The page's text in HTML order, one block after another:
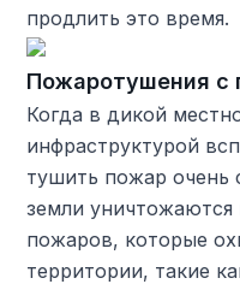
продлить это время.
Пожаротушения с
Когда в дикой
инфраструктурой
тушить пожар очень
земли
пожаров, которые
территории, такие